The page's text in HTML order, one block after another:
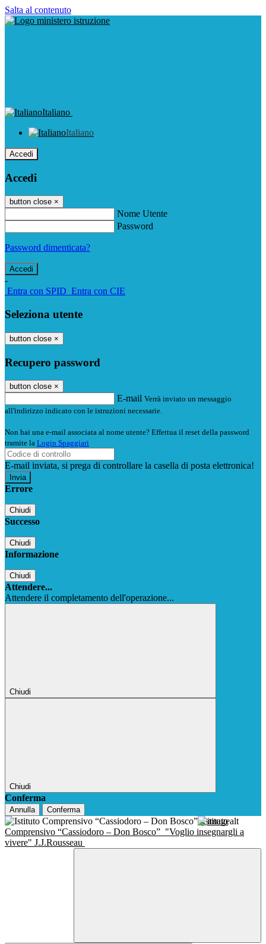
Salta al contenuto
Italiano
Italiano
Accedi
Accedi
button close ×
Nome Utente
Password
Password dimenticata?
-
Entra con SPID Entra con CIE
Seleziona utente
button close ×
Recupero password
button close ×
E-mail Verrà inviato un messaggio
all'indirizzo indicato con le istruzioni necessarie.
Non hai una e-mail associata al nome utente? Effettua il reset della password
tramite la Login Spaggiari
E-mail inviata, si prega di controllare la casella di posta elettronica!
Errore
Chiudi
Successo
Chiudi
Informazione
Chiudi
Attendere...
Attendere il completamento dell'operazione...
Chiudi
Chiudi
Conferma
Annulla Conferma
Istituto
Comprensivo “Cassiodoro – Don Bosco” "Voglio insegnargli a
vivere" J.J.Rousseau